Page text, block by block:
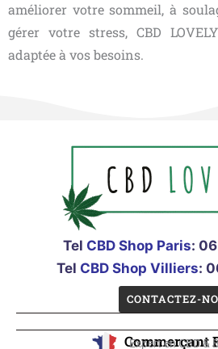
améliorer votre sommeil, à
gérer votre stress, CBD
adaptée à vos besoins.
Tel CBD Shop Paris:
Tel CBD Shop Villiers:
CONTACTEZ-
Commerçant
Expert en CBD &